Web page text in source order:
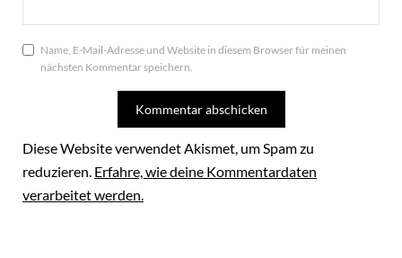
Name, E-Mail-Adresse und Website in diesem Browser für meinen
nächsten Kommentar speichern.
Diese Website verwendet Akismet, um Spam zu
reduzieren. Erfahre, wie deine Kommentardaten
verarbeitet werden.